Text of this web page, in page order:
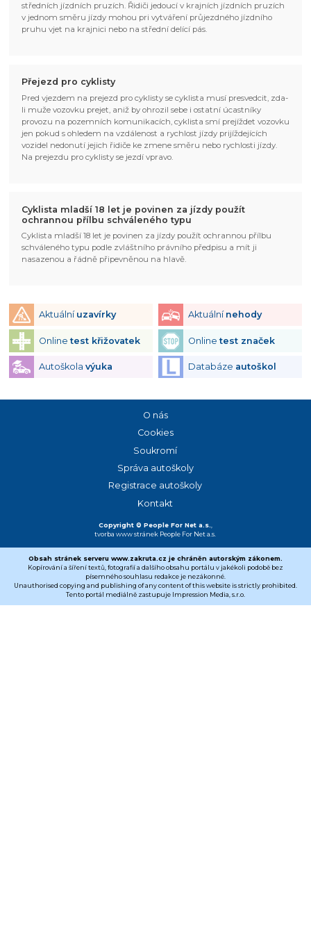
středních jízdních pruzích. Řidiči jedoucí v krajních jízdních pruzích
v jednom směru jízdy mohou pri vytváření průjezdného jízdního
pruhu vjet na krajnici nebo na střední delící pás.
Přejezd pro cyklisty
Pred vjezdem na prejezd pro cyklisty se cyklista musí presvedcit, zda-
li muže vozovku prejet, aniž by ohrozil sebe i ostatní úcastníky
provozu na pozemních komunikacích, cyklista smí prejíždet vozovku
jen pokud s ohledem na vzdálenost a rychlost jízdy prijíždejících
vozidel nedonutí jejich řidiče ke zmene směru nebo rychlosti jízdy.
Na prejezdu pro cyklisty se jezdí vpravo.
Cyklista mladší 18 let je povinen za jízdy použít
ochrannou přílbu schváleného typu
Cyklista mladší 18 let je povinen za jízdy použít ochrannou přílbu
schváleného typu podle zvláštního právního předpisu a mít ji
nasazenou a řádně připevněnou na hlavě.
Aktuální uzavírky Aktuální nehody
Onlinetest křižovatek Onlinetest značek
Autoškola výuka Databáze autoškol
Copyright © People For Net a.s.
tvorba www stránek People For Net a.s.
O nás
Cookies
Soukromí
Správa autoškoly
Registrace autoškoly
Kontakt
Obsah stránek serveru www.zakruta.cz je chráněn autorským zákonem.
Kopírování a šíření textů, fotografií a dalšího obsahu portálu v jakékoli podobě bez
písemného souhlasu redakce je nezákonné.
Unauthorised copying and publishing of any content of this website is strictly prohibited.
Tento portál mediálně zastupuje Impression Media, s.r.o.